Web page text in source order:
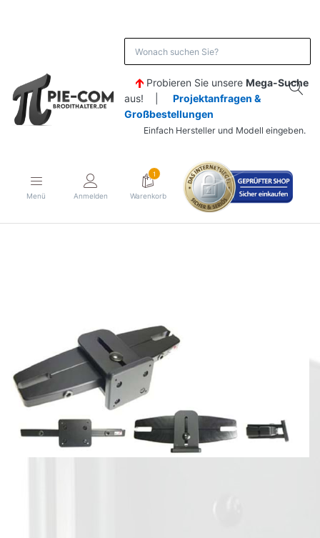
Probieren Sie unsere Mega-Suche
aus! | Projektanfragen &
Großbestellungen
Einfach Hersteller und Modell eingeben.
Menü Anmelden
1
Warenkorb